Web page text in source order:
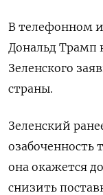
В телефонном
Дональд Трамп
Зеленского
страны.
Зеленский
озабоченность
она окажется
снизить